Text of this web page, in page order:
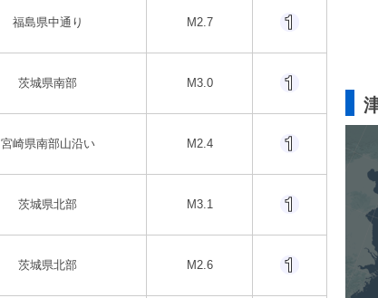
福島県中通り M2.7
茨城県南部 M3.0
宮崎県南部山沿い M2.4
茨城県北部 M3.1
茨城県北部 M2.6